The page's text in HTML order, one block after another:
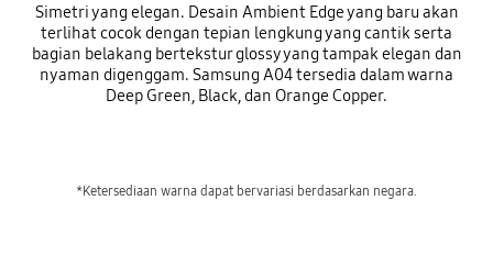
Simetri yang elegan. Desain Ambient Edge yang baru akan
terlihat cocok dengan tepian lengkung yang cantik serta
bagian belakang bertekstur glossy yang tampak elegan dan
nyaman digenggam. Samsung A04 tersedia dalam warna
Deep Green, Black, dan Orange Copper.
*Ketersediaan warna dapat bervariasi berdasarkan negara.